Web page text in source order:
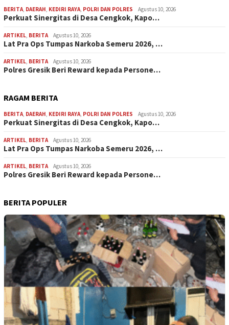
BERITA, DAERAH, KEDIRI RAYA, POLRI DAN POLRES Agustus 10, 2026
Perkuat Sinergitas di Desa Cengkok, Kapo…
ARTIKEL, BERITA Agustus 10, 2026
Lat Pra Ops Tumpas Narkoba Semeru 2026, …
ARTIKEL, BERITA Agustus 10, 2026
Polres Gresik Beri Reward kepada Persone…
RAGAM BERITA
BERITA, DAERAH, KEDIRI RAYA, POLRI DAN POLRES Agustus 10, 2026
Perkuat Sinergitas di Desa Cengkok, Kapo…
ARTIKEL, BERITA Agustus 10, 2026
Lat Pra Ops Tumpas Narkoba Semeru 2026, …
ARTIKEL, BERITA Agustus 10, 2026
Polres Gresik Beri Reward kepada Persone…
BERITA POPULER